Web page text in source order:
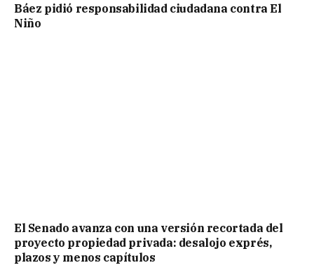
Báez pidió responsabilidad ciudadana contra El
Niño
El Senado avanza con una versión recortada del
proyecto propiedad privada: desalojo exprés,
plazos y menos capítulos